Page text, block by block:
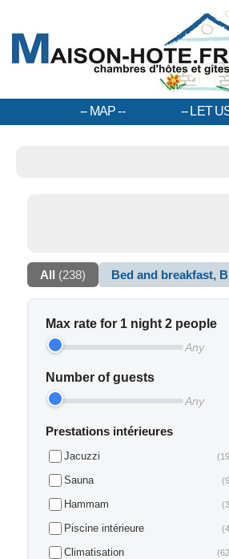
MAP LET
All (238) Bed and breakfast,
Max rate for 1 night 2 people
Any
Number of guests
Any
Prestations intérieures
Jacuzzi
Sauna
Hammam
Piscine intérieure
Climatisation